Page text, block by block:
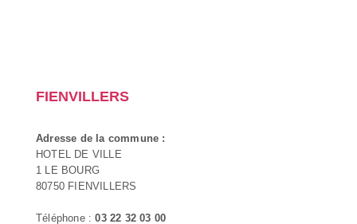
FIENVILLERS
Adresse de la commune :
HOTEL DE VILLE
1 LE BOURG
80750 FIENVILLERS
Téléphone :03 22 32 03 00